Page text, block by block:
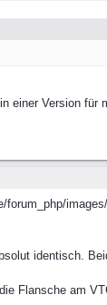
einer Version für
identisch.
Flansche am